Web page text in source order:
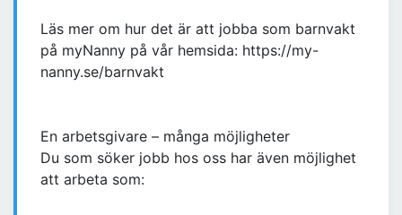
Läs mer om hur det är att jobba som barnvakt
på myNanny på vår hemsida: https://my-
nanny.se/barnvakt
En arbetsgivare – många möjligheter
Du som söker jobb hos oss har även möjlighet
att arbeta som: